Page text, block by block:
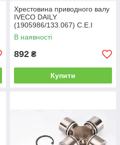
Хрестовина приводного валу
IVECO DAILY
(1905986/133.067) C.E.I
В наявності
892 ₴
Купити